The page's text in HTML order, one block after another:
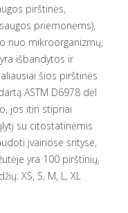
pirštinės,
priemonėms),
nuo mikroorganizmų,
išbandytos ir
šios pirštinės
ASTM D6978 dėl
jos itin stipriai
su citostatinėmis
įvairiose srityse,
yra 100 pirštinių,
XS, S, M, L, XL